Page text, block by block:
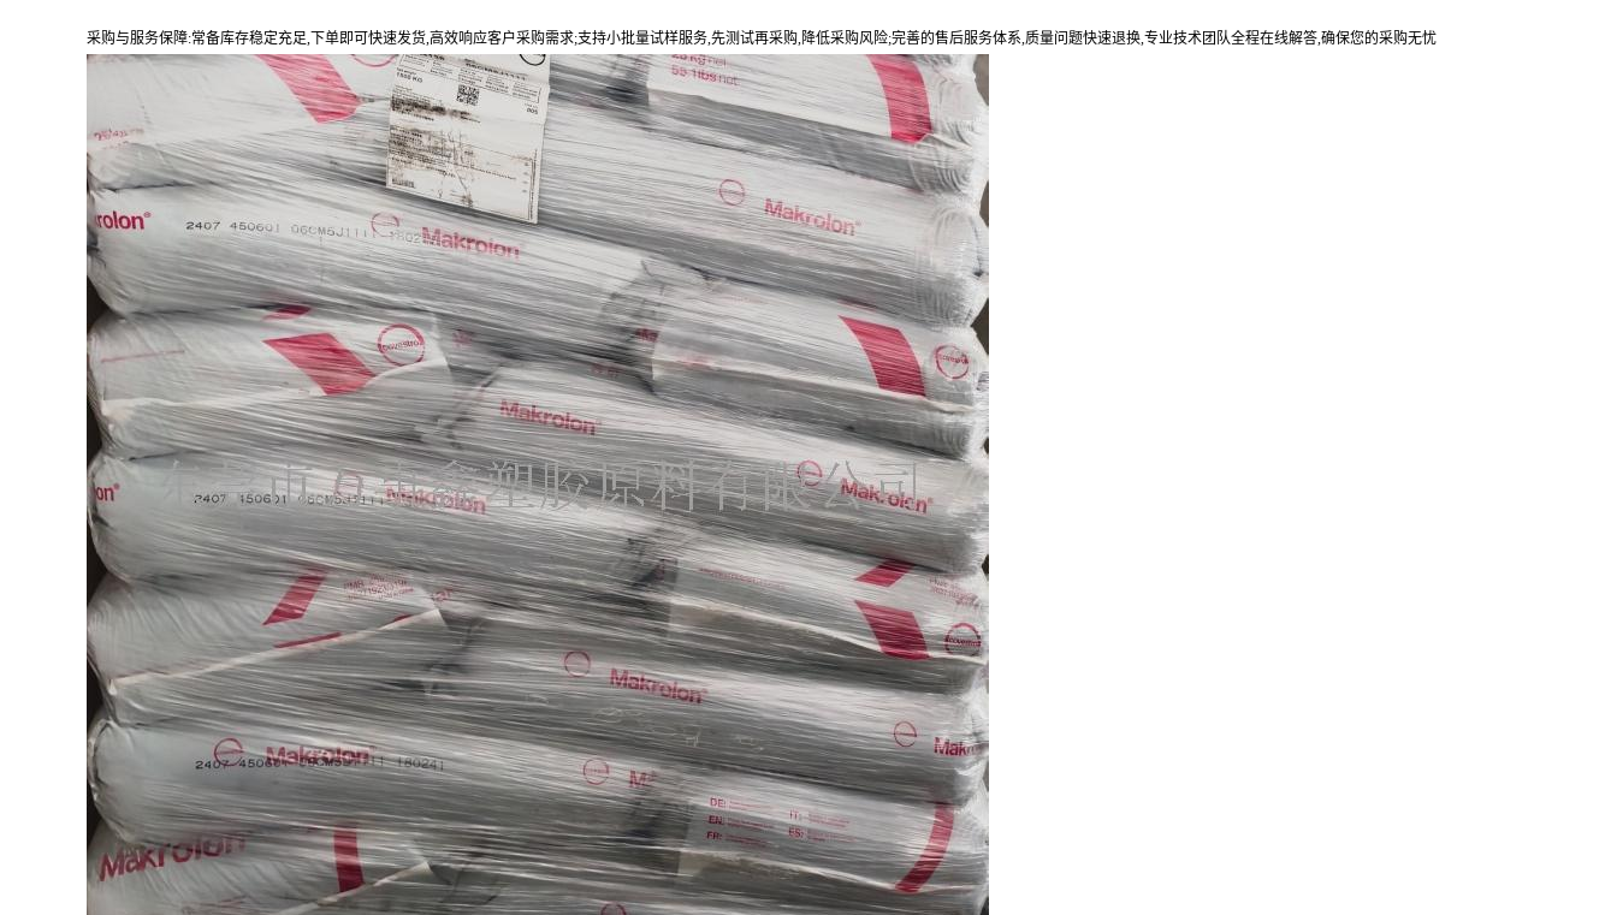
采购与服务保障:常备库存稳定充足,下单即可快速发货,高效响应客户采购需求;支持小批量试样服务,先测试再采购,降低采购风险;完善的售后服务体系,质量问题快速退换,专业技术团队全程在线解答,确保您的采购无忧